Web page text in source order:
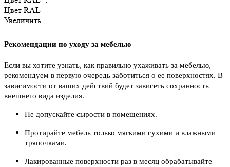
Цвет RAL+
Увеличить
Рекомендации по уходу за мебелью
Если вы хотите узнать, как правильно ухаживать за мебелью,
рекомендуем в первую очередь заботиться о ее поверхностях. В
зависимости от ваших действий будет зависеть сохранность
внешнего вида изделия.
Не допускайте сырости в помещениях.
Протирайте мебель только мягкими сухими и влажными
тряпочками.
Лакированные поверхности раз в месяц обрабатывайте